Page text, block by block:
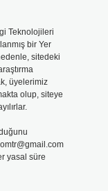
Teknolojileri
bir Yer
sitedeki
üyelerimiz
olup, siteye
yasal süre